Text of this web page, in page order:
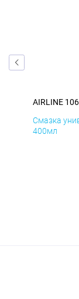
AIRLINE
Смазка
400мл